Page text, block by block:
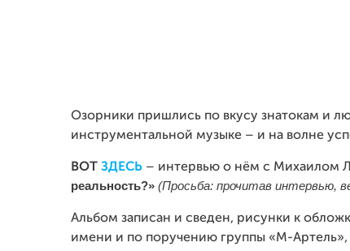
Озорники пришлись по вкусу знатокам и
инструментальной музыке – и на волне
ВОТ ЗДЕСЬ – интервью о нём с Михаилом
реальность?» (Просьба: прочитав интервью,
Альбом записан и сведен, рисунки к
имени и по поручению группы «М-Артель»,